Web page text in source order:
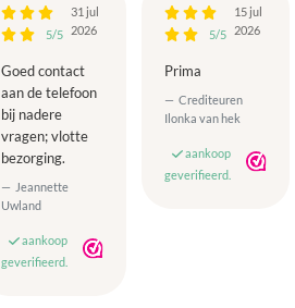
5/5
31 jul
2026
Goed contact
aan de telefoon
bij nadere
vragen; vlotte
bezorging.
Jeannette
Uwland
aankoop
geverifieerd.
5/5
15 jul
2026
Prima
Crediteuren
Ilonka van hek
aankoop
geverifieerd.